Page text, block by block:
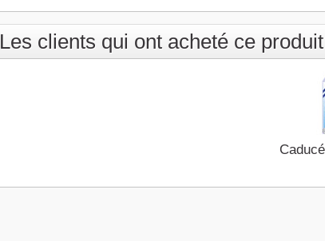
SMUR...
Les clients qui ont acheté ce